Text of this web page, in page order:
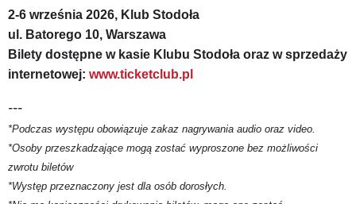
2-6 września 2026, Klub Stodoła
ul. Batorego 10, Warszawa
Bilety dostępne w kasie Klubu Stodoła oraz w sprzedaży
internetowej: www.ticketclub.pl
---
*Podczas występu obowiązuje zakaz nagrywania audio oraz video.
*Osoby przeszkadzające mogą zostać wyproszone bez możliwości
zwrotu biletów
*Występ przeznaczony jest dla osób dorosłych.